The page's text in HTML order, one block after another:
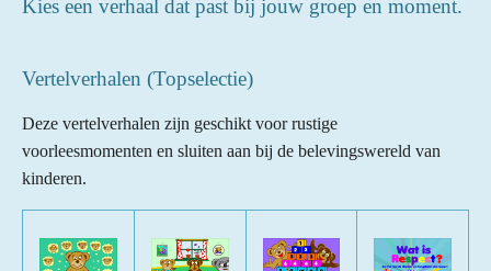
Kies een verhaal dat past bij jouw groep en moment.
Vertelverhalen (Topselectie)
Deze vertelverhalen zijn geschikt voor rustige
voorleesmomenten en sluiten aan bij de belevingswereld van
kinderen.